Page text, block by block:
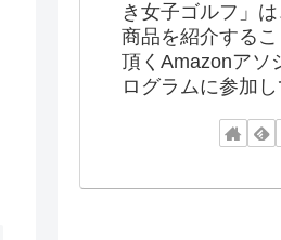
き女子ゴルフ」
商品を紹介する
頂くAmazonアソ
ログラムに参加し